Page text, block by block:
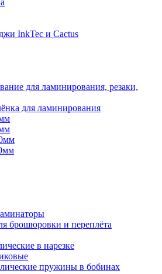
InkTec и Cactus
для ламинирования, резаки,
для ламинирования
брошюровки и переплёта
в нарезке
пружины в бобинах